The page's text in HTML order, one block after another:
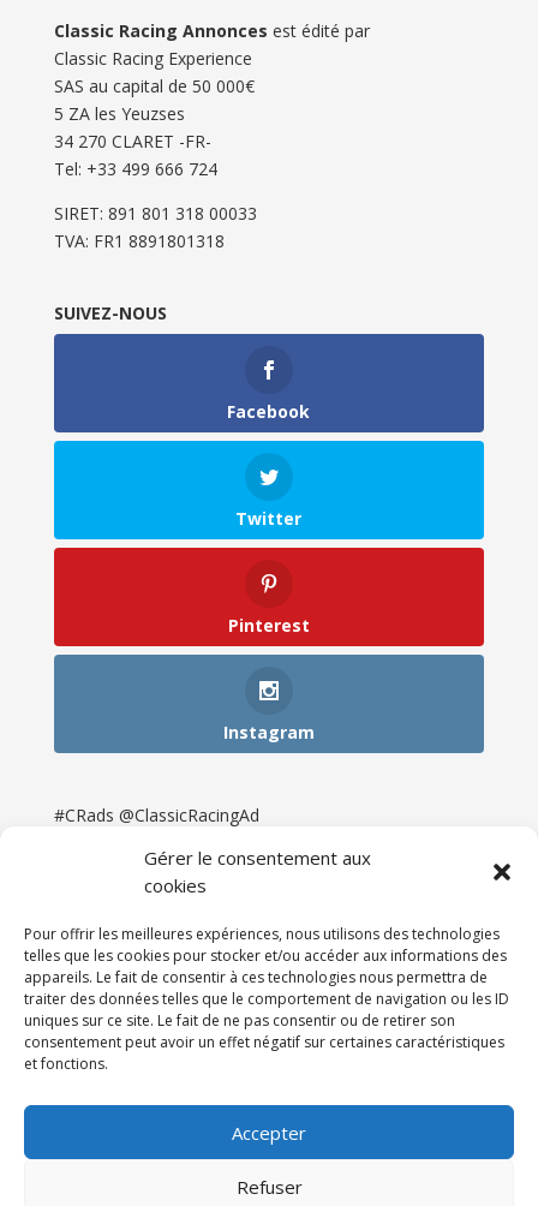
Gérer le consentement aux
cookies
Pour offrir les meilleures expériences, nous utilisons des technologies
telles que les cookies pour stocker et/ou accéder aux informations des
appareils. Le fait de consentir à ces technologies nous permettra de
traiter des données telles que le comportement de navigation ou les ID
uniques sur ce site. Le fait de ne pas consentir ou de retirer son
consentement peut avoir un effet négatif sur certaines caractéristiques
et fonctions.
Accepter
Refuser
Classic Racing Annonces est édité par
Classic Racing Experience
SAS au capital de 50 000€
5 ZA les Yeuzses
34 270 CLARET -FR-
Tel: ‭+33 499 666 724‬
SIRET: 891 801 318 00033
TVA: FR1 8891801318
SUIVEZ-NOUS
Facebook
Twitter
Pinterest
Instagram
#CRads @ClassicRacingAd
Newsletter & Presse
Partenaires
Tarifs
Espace Client